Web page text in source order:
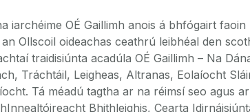
iarchéime OÉ Gaillimh anois á bhfógairt faoin
Ollscoil oideachas ceathrú leibhéal den
traidisiúnta acadúla OÉ Gaillimh – Na
Tráchtáil, Leigheas, Altranas, Eolaíocht
Tá méadú tagtha ar na réimsí seo agus ar
Bhithleighis, Cearta